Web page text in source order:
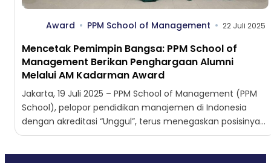
Award PPM School of Management 22 Juli 2025
Mencetak Pemimpin Bangsa: PPM School of
Management Berikan Penghargaan Alumni
Melalui AM Kadarman Award
Jakarta, 19 Juli 2025 – PPM School of Management (PPM
School), pelopor pendidikan manajemen di Indonesia
dengan akreditasi “Unggul”, terus menegaskan posisinya
sebagai institusi yang...